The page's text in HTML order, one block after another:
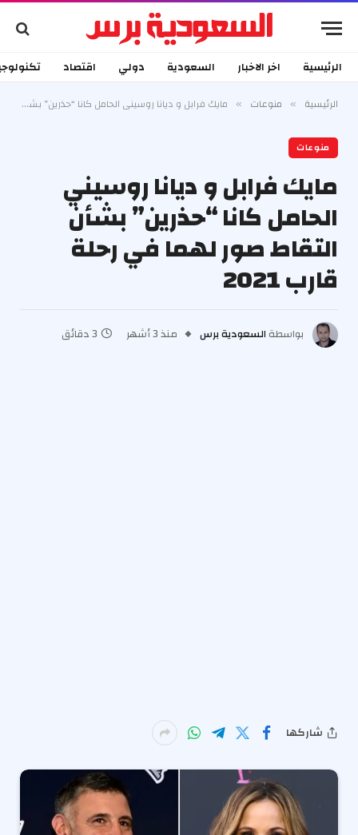
الرئيسية اخر الاخبار السعودية دولي اقتصاد
الرئيسية » منوعات » مايك فرابل و ديانا روسيني الحامل كانا “حذرين” بشأن التقاط صور لهما في رحلة قارب 2021
منوعات
مايك فرابل و ديانا روسيني
الحامل كانا “حذرين” بشأن
التقاط صور لهما في رحلة
قارب 2021
بواسطة السعودية برس منذ 3 أشهر 3 دقائق
شاركها